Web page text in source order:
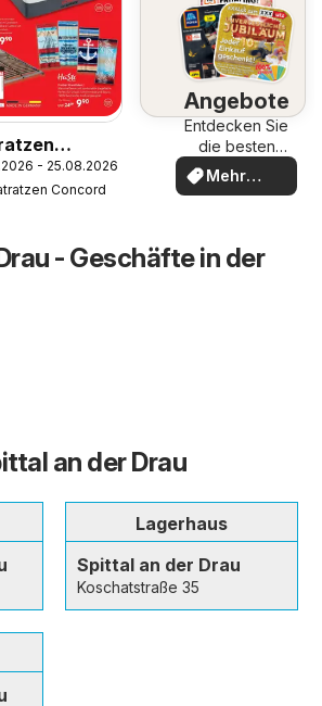
Graz
- 25.08.2026
Concord
Angebote
Entdecken Sie
die besten
Angebote
Mehr
entdecken
- Geschäfte in der
an der Drau
Lagerhaus
Spittal an der Drau
Koschatstraße 35